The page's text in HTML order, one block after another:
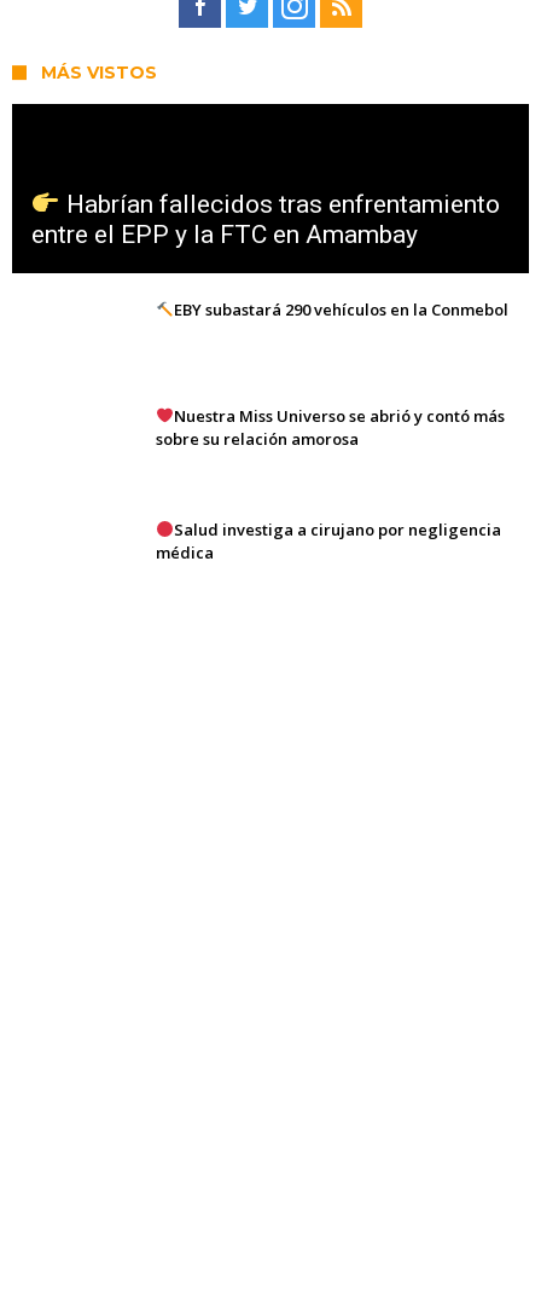
MÁS VISTOS
Habrían fallecidos tras enfrentamiento
entre el EPP y la FTC en Amambay
EBY subastará 290 vehículos en la Conmebol
Nuestra Miss Universo se abrió y contó más
sobre su relación amorosa
Salud investiga a cirujano por negligencia
médica